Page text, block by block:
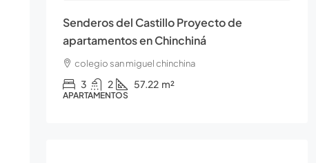
Senderos del Castillo Proyecto de
apartamentos en Chinchiná
colegio san miguel chinchina
3 2 57.22 m²
APARTAMENTOS